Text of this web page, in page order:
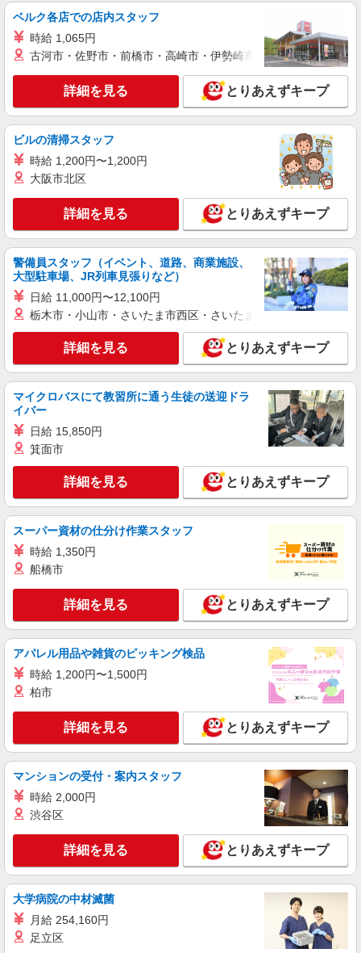
株式会社kotrio /●FK-H-2067310
久留米市/未経験OK★誰かの支えになれる人
時給1450円〜2062円 ＜日払い有/週払い有/交
久留米市花畑
キープ 詳細を見る
派遣社員
株式会社kotrio /●FK-H-1288779
NEW
《レア》西鉄久留米駅｜1回26,100円〜。穴
場の夜勤専従！週2〜OK
◆時給1450円〜2062円◆日収2万6100円 ※交
通費全支給※深夜時給1.25倍※日/週/月払
西鉄久留米駅→車で5分！
キープ 詳細を見る
株式会社kotrio /●FK-H-2102287
NEW
有料老人ホームの看護師＊健康管理/服薬管
理/通院サポートなど
時給2000円〜2500円＜ガソリン代含め交通費
キープ 詳細を見る
派遣社員
株式会社kotrio /●FK-H-1981454
NEW
西鉄久留米駅｜小さなグループホームで家事
時給1450円〜2062円 ＜日払い有/週払い有/交
通費全支給(ガソリン代含む)＞
最寄り駅：西鉄久留米
キープ 詳細を見る
派遣社員
株式会社kotrio /●FK-H-2161352
NEW
未経験でも、怖くない＊デイサービスで利用
者さんのサポート！
時給1450円〜2062円 ＜日払い有/週払い有/交
通費全支給(ガソリン代含む)＞
詳細を見る
派遣社員
株式会社kotrio /●FK-H-2163535
NEW
【日収1万円以上】未経験OKの就労支援
STAFF＊久留米市
時給1350円〜 ＜日払い有/週払い有/交通費全
ベルク各店での店内スタッフ
時給 1,065円
古河市・佐野市・前橋市・高崎市・伊勢崎市・太田市・館林市
詳細を見る とりあえずキープ
ビルの清掃スタッフ
時給 1,200円〜1,200円
大阪市北区
詳細を見る とりあえずキープ
警備員スタッフ（イベント、道路、商業施設、
大型駐車場、JR列車見張りなど）
日給 11,000円〜12,100円
栃木市・小山市・さいたま市西区・さいたま市岩槻区・久喜市・
詳細を見る とりあえずキープ
マイクロバスにて教習所に通う生徒の送迎ドラ
イバー
日給 15,850円
箕面市
詳細を見る とりあえずキープ
スーパー資材の仕分け作業スタッフ
時給 1,350円
船橋市
詳細を見る とりあえずキープ
アパレル用品や雑貨のピッキング検品
時給 1,200円〜1,500円
柏市
詳細を見る とりあえずキープ
マンションの受付・案内スタッフ
時給 2,000円
渋谷区
詳細を見る とりあえずキープ
大学病院の中材滅菌
月給 254,160円
足立区